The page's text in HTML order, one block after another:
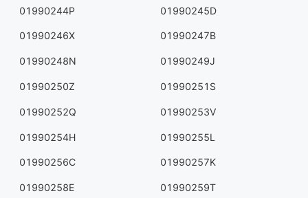
01990244P 01990245D
01990246X 01990247B
01990248N 01990249J
01990250Z 01990251S
01990252Q 01990253V
01990254H 01990255L
01990256C 01990257K
01990258E 01990259T